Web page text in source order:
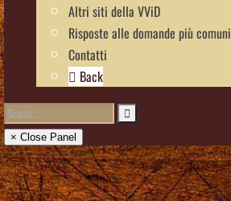
Altri siti della VViD
Risposte alle domande più comuni
Contatti
Back
× Close Panel